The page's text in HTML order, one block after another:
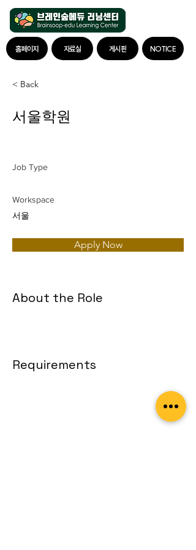
자료실 게시판 NOTICE
홈페이지
< Back
서울학원
Job Type
Workspace
서울
Apply Now
About the Role
Requirements